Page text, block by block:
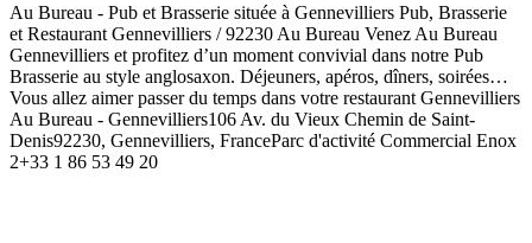
Au Bureau - Pub et Brasserie située à Gennevilliers Pub, Brasserie
et Restaurant Gennevilliers / 92230 Au Bureau Venez Au Bureau
Gennevilliers et profitez d’un moment convivial dans notre Pub
Brasserie au style anglosaxon. Déjeuners, apéros, dîners, soirées…
Vous allez aimer passer du temps dans votre restaurant Gennevilliers
Au Bureau - Gennevilliers106 Av. du Vieux Chemin de Saint-
Denis92230, Gennevilliers, FranceParc d'activité Commercial Enox
2+33 1 86 53 49 20